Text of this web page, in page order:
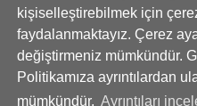
kişiselleştirebilmek için
faydalanmaktayız. Çerez
değiştirmeniz mümkündür.
Politikamıza ayrıntılardan
mümkündür. Ayrıntıları